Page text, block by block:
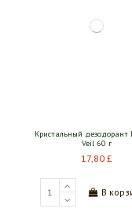
Кристальный дезодорант
Veil 60 г
17,80 £
В